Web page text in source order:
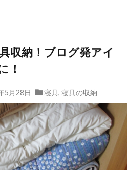
収納！ブログ発アイ
！
5月28日 寝具, 寝具の収納